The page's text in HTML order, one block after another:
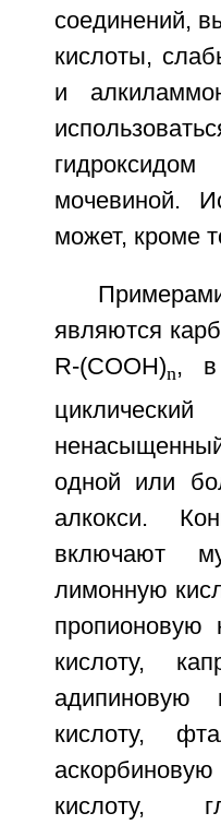
соединений,
кислоты,
и
мочевиной.
может, кроме
являются
R-(COOH)n, в
одной или
алкокси.
включают
лимонную
пропионовую
кислоту,
адипиновую
кислоту,
кислоту,